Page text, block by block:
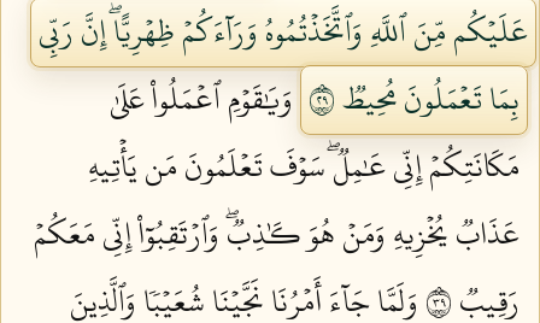
عَلَيۡكُم مِّنَ ٱللَّهِ وَٱتَّخَذۡتُمُوهُ وَرَآءَكُمۡ ظِهۡرِيًّاۖ إِنَّ رَبِّي
بِمَا تَعۡمَلُونَ مُحِيطٞ ٩٢
وَيَٰقَوۡمِ ٱعۡمَلُواْ عَلَىٰ
مَكَانَتِكُمۡ إِنِّي عَٰمِلٞۖ سَوۡفَ تَعۡلَمُونَ مَن يَأۡتِيهِ
عَذَابٞ يُخۡزِيهِ وَمَنۡ هُوَ كَٰذِبٞۖ وَٱرۡتَقِبُوٓاْ إِنِّي مَعَكُمۡ
رَقِيبٞ ٩٣
وَلَمَّا جَآءَ أَمۡرُنَا نَجَّيۡنَا شُعَيۡبٗا وَٱلَّذِينَ